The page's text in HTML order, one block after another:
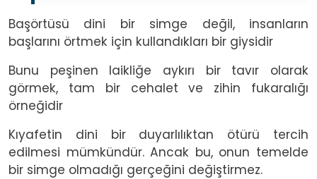
Başörtüsü dini bir simge değil, insanların
başlarını örtmek için kullandıkları bir giysidir
Bunu peşinen laikliğe aykırı bir tavır olarak
görmek, tam bir cehalet ve zihin fukaralığı
örneğidir
Kıyafetin dini bir duyarlılıktan ötürü tercih
edilmesi mümkündür. Ancak bu, onun temelde
bir simge olmadığı gerçeğini değiştirmez.